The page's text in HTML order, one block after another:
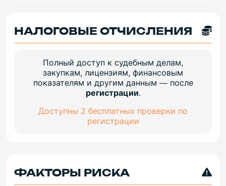
НАЛОГОВЫЕ ОТЧИСЛЕНИЯ
Полный доступ к судебным делам,
закупкам, лицензиям, финансовым
показателям и другим данным — после
регистрации.
Доступны 2 бесплатных проверки по
регистрации
ФАКТОРЫ РИСКА